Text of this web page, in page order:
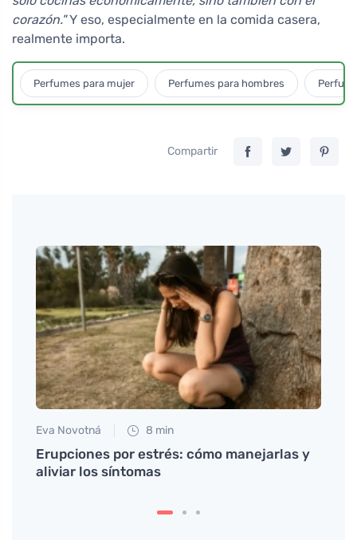
corazón."Y eso, especialmente en la comida casera,
realmente importa.
Perfumes para mujer Perfumes para hombres
Compartir
Eva Novotná 8 min
Erupciones por estrés: cómo manejarlas y
aliviar los síntomas